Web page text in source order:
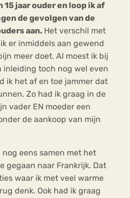
15 jaar ouder en loop ik af
de gevolgen van de
aan. Het verschil met
er inmiddels aan gewend
meer doet. Al moest ik bij
inleiding toch nog wel even
ik het af en toe jammer dat
Zo had ik graag in de
vader EN moeder een
de aankoop van mijn
eens samen met het
gegaan naar Frankrijk. Dat
waar ik met veel warme
denk. Ook had ik graag